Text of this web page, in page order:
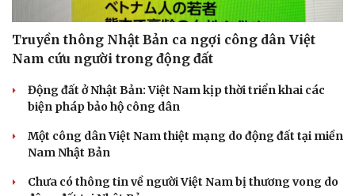
Truyền thông Nhật Bản ca ngợi công dân Việt
Nam cứu người trong động đất
Động đất ở Nhật Bản: Việt Nam kịp thời triển khai các
biện pháp bảo hộ công dân
Một công dân Việt Nam thiệt mạng do động đất tại miền
Nam Nhật Bản
Chưa có thông tin về người Việt Nam bị thương vong do